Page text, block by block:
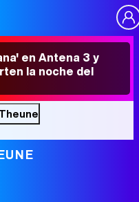
en Antena 3 y
la noche del